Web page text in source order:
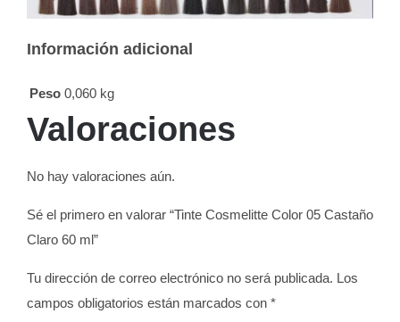
Información adicional
Peso 0,060 kg
Valoraciones
No hay valoraciones aún.
Sé el primero en valorar “Tinte Cosmelitte Color 05 Castaño
Claro 60 ml”
Tu dirección de correo electrónico no será publicada. Los
campos obligatorios están marcados con *